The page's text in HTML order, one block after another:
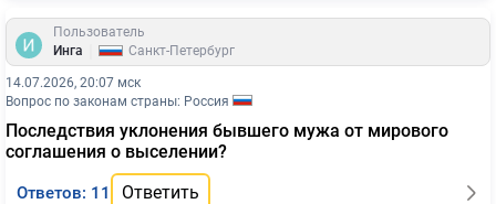
Пользователь
Инга
Санкт-Петербург
14.07.2026, 20:07 мск
Вопрос по законам страны: Россия
Последствия уклонения бывшего мужа от мирового
соглашения о выселении?
Ответов: 11 Ответить